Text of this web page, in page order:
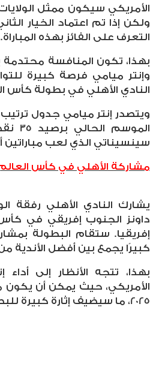
ولكن إذا تم اعتماد الخيار
التعرف على الفائز بهذه المباراة.
بهذا، تكون المنافسة محتدمة
وإنتر ميامي فرصة كبيرة
النادي الأهلي في بطولة كأس
ويتصدر إنتر ميامي جدول
سينسيناتي الذي لعب مباراتين
مشاركة الأهلي في كأس العالم
يشارك النادي الأهلي رفقة
كبيرًا يجمع بين أفضل الأندية
بهذا، تتجه الأنظار إلى
الأمريكي، حيث يمكن أن يكون
2025، ما سيضيف إثارة كبيرة للبطولة